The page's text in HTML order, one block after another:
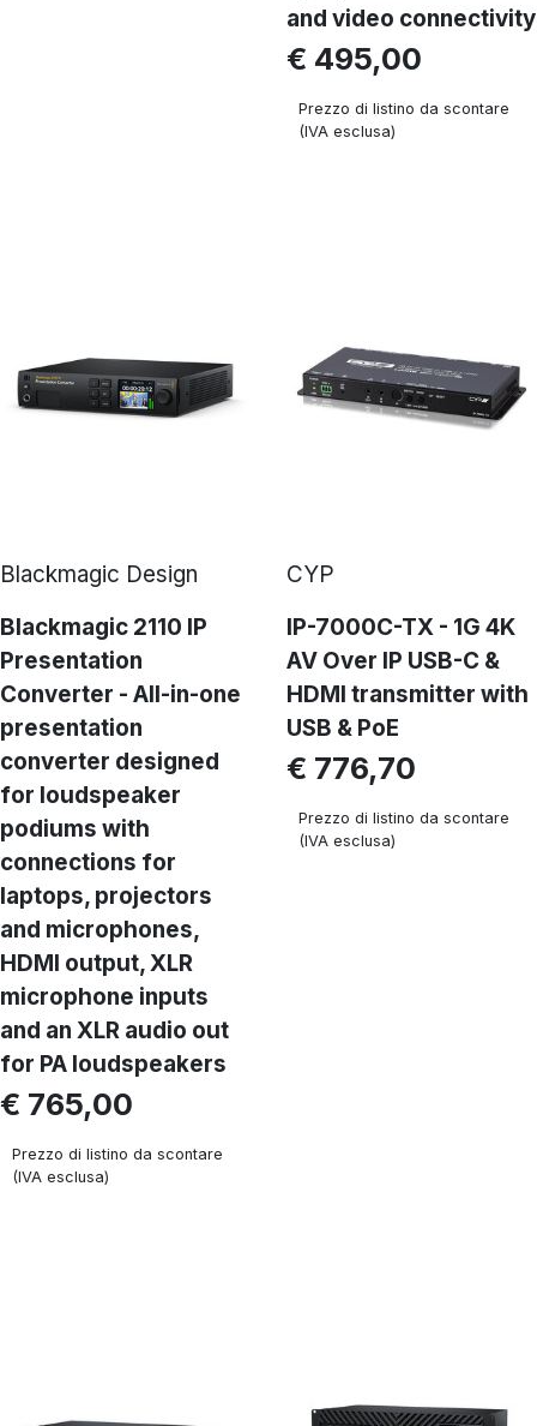
and video connectivity
€ 495,00
Prezzo di listino da scontare
(IVA esclusa)
Blackmagic Design
Blackmagic 2110 IP
Presentation
Converter - All-in-one
presentation
converter designed
for loudspeaker
podiums with
connections for
laptops, projectors
and microphones,
HDMI output, XLR
microphone inputs
and an XLR audio out
for PA loudspeakers
€ 765,00
Prezzo di listino da scontare
(IVA esclusa)
CYP
IP-7000C-TX - 1G 4K
AV Over IP USB-C &
HDMI transmitter with
USB & PoE
€ 776,70
Prezzo di listino da scontare
(IVA esclusa)